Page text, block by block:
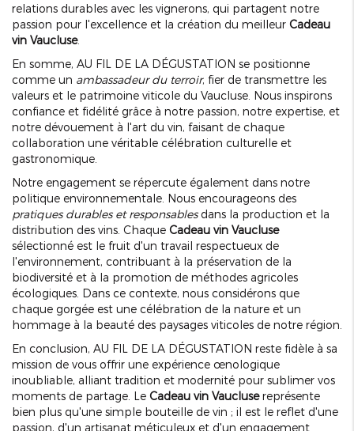
relations durables avec les vignerons, qui partagent notre
passion pour l'excellence et la création du meilleur Cadeau
vin Vaucluse.
En somme, AU FIL DE LA DÉGUSTATION se positionne
comme un ambassadeur du terroir, fier de transmettre les
valeurs et le patrimoine viticole du Vaucluse. Nous inspirons
confiance et fidélité grâce à notre passion, notre expertise, et
notre dévouement à l'art du vin, faisant de chaque
collaboration une véritable célébration culturelle et
gastronomique.
Notre engagement se répercute également dans notre
politique environnementale. Nous encourageons des
pratiques durables et responsablesdans la production et la
distribution des vins. Chaque Cadeau vin Vaucluse
sélectionné est le fruit d'un travail respectueux de
l'environnement, contribuant à la préservation de la
biodiversité et à la promotion de méthodes agricoles
écologiques. Dans ce contexte, nous considérons que
chaque gorgée est une célébration de la nature et un
hommage à la beauté des paysages viticoles de notre région.
En conclusion, AU FIL DE LA DÉGUSTATION reste fidèle à sa
mission de vous offrir une expérience œnologique
inoubliable, alliant tradition et modernité pour sublimer vos
moments de partage. Le Cadeau vin Vauclusereprésente
bien plus qu'une simple bouteille de vin ; il est le reflet d'une
passion, d'un artisanat méticuleux et d'un engagement